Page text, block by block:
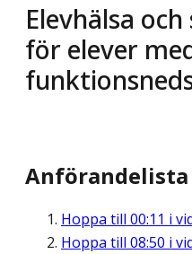
Elevhälsa
för elever
Anförandelista
Hoppa till 00:11 i
Hoppa till 08:50 i